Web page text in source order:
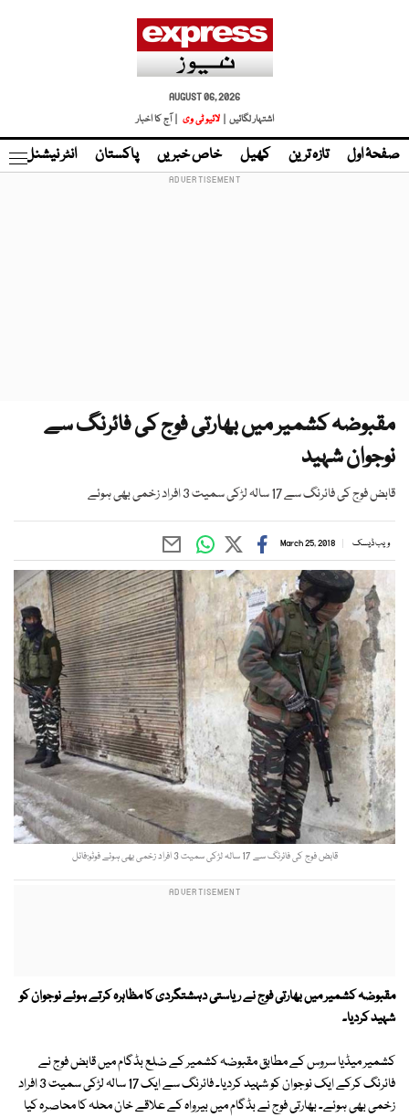
AUGUST 06, 2026
اشتہار لگائیں |
لائیو ٹی وی | آج کا اخبار
صفحۂ اول تازہ ترین کھیل خاص خبریں پاکستان انٹر نیشنل
مقبوضہ کشمیر میں بھارتی فوج کی فائرنگ سے
نوجوان شہید
قابض فوج کی فائرنگ سے 17 سالہ لڑکی سمیت 3 افراد زخمی بھی ہوئے
ویب ڈیسک March 25, 2018
قابض فوج کی فائرنگ سے 17 سالہ لڑکی سمیت 3 افراد زخمی بھی ہوئے فوٹو:فائل
مقبوضہ کشمیر میں بھارتی فوج نے ریاستی دہشتگردی کا مظاہرہ کرتے ہوئے نوجوان کو
شہید کردیا۔
کشمیر میڈیا سروس کے مطابق مقبوضہ کشمیر کے ضلع بڈگام میں قابض فوج نے
فائرنگ کرکے ایک نوجوان کو شہید کردیا۔ فائرنگ سے ایک 17 سالہ لڑکی سمیت 3 افراد
زخمی بھی ہوئے۔ بھارتی فوج نے بڈگام میں بیرواہ کے علاقے خان محلہ کا محاصرہ کیا